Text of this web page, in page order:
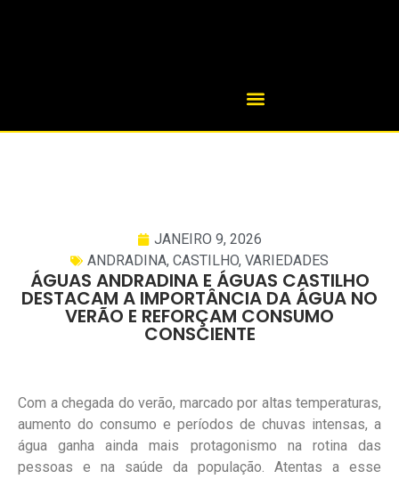
JANEIRO 9, 2026
ANDRADINA, CASTILHO, VARIEDADES
ÁGUAS ANDRADINA E ÁGUAS CASTILHO
DESTACAM A IMPORTÂNCIA DA ÁGUA NO
VERÃO E REFORÇAM CONSUMO
CONSCIENTE
Com a chegada do verão, marcado por altas temperaturas,
aumento do consumo e períodos de chuvas intensas, a
água ganha ainda mais protagonismo na rotina das
pessoas e na saúde da população. Atentas a esse